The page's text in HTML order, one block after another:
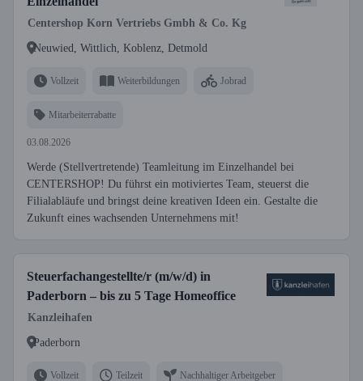
Centershop Korn Vertriebs Gmbh & Co. Kg
Neuwied, Wittlich, Koblenz, Detmold
Vollzeit Weiterbildungen Jobrad
Mitarbeiterrabatte
03.08.2026
Werde (Stellvertretende) Teamleitung im Einzelhandel bei
CENTERSHOP! Du führst ein motiviertes Team, steuerst die
Filialabläufe und bringst deine kreativen Ideen ein. Gestalte die
Zukunft eines wachsenden Unternehmens mit!
Steuerfachangestellte/r (m/w/d) in
Paderborn – bis zu 5 Tage Homeoffice
Kanzleihafen
Paderborn
Vollzeit Teilzeit Nachhaltiger Arbeitgeber